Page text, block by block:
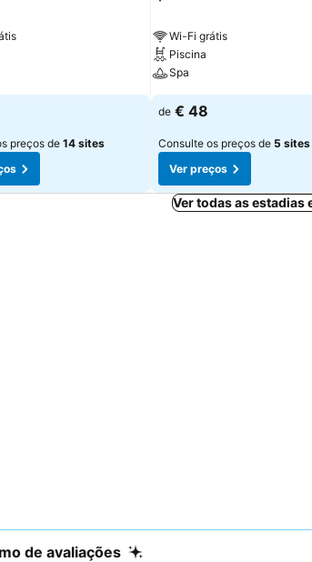
preços de 14 sites
Wi-Fi grátis
Piscina
Spa
de € 48
Consulte os preços de 5 sites
Ver preços
Ver todas as estadias
de avaliações